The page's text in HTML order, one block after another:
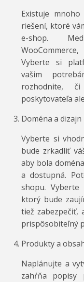
Existuje
riešení, ktoré
e-shop.
Vyberte si
vašim
rozhodnite,
poskytovateľa
Doména a dizajn
Vyberte si
bude zrkadliť
aby bola
a dostupná.
shopu.
ktorý bude
tiež zabezpečiť,
prispôsobiteľný
Produkty a
Naplánujte a
zahŕňa popisy